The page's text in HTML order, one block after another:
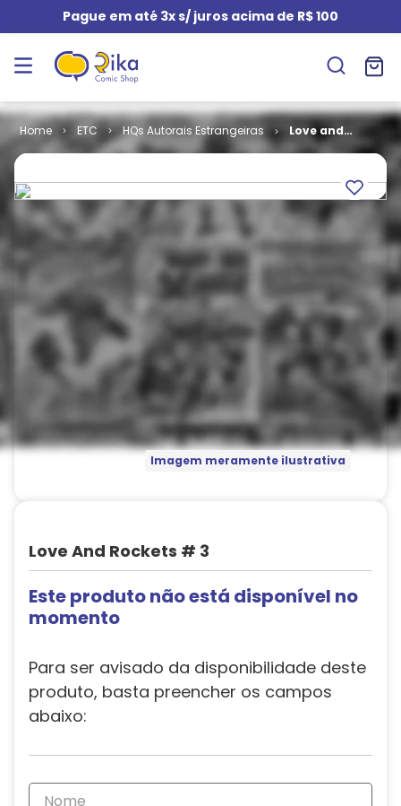
Pague em até 3x s/ juros acima de R$ 100
ETC HQs Autorais Estrangeiras
Love and
Rockets # 3
Imagem meramente ilustrativa
Love And Rockets # 3
Este produto não está disponível no
momento
Para ser avisado da disponibilidade deste
produto, basta preencher os campos
abaixo: